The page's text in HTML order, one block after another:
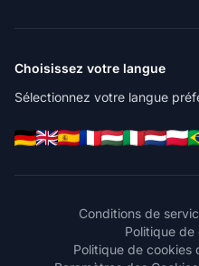
Choisissez votre langue
Sélectionnez votre langue
Conditions de
Politique
Politique de cookies